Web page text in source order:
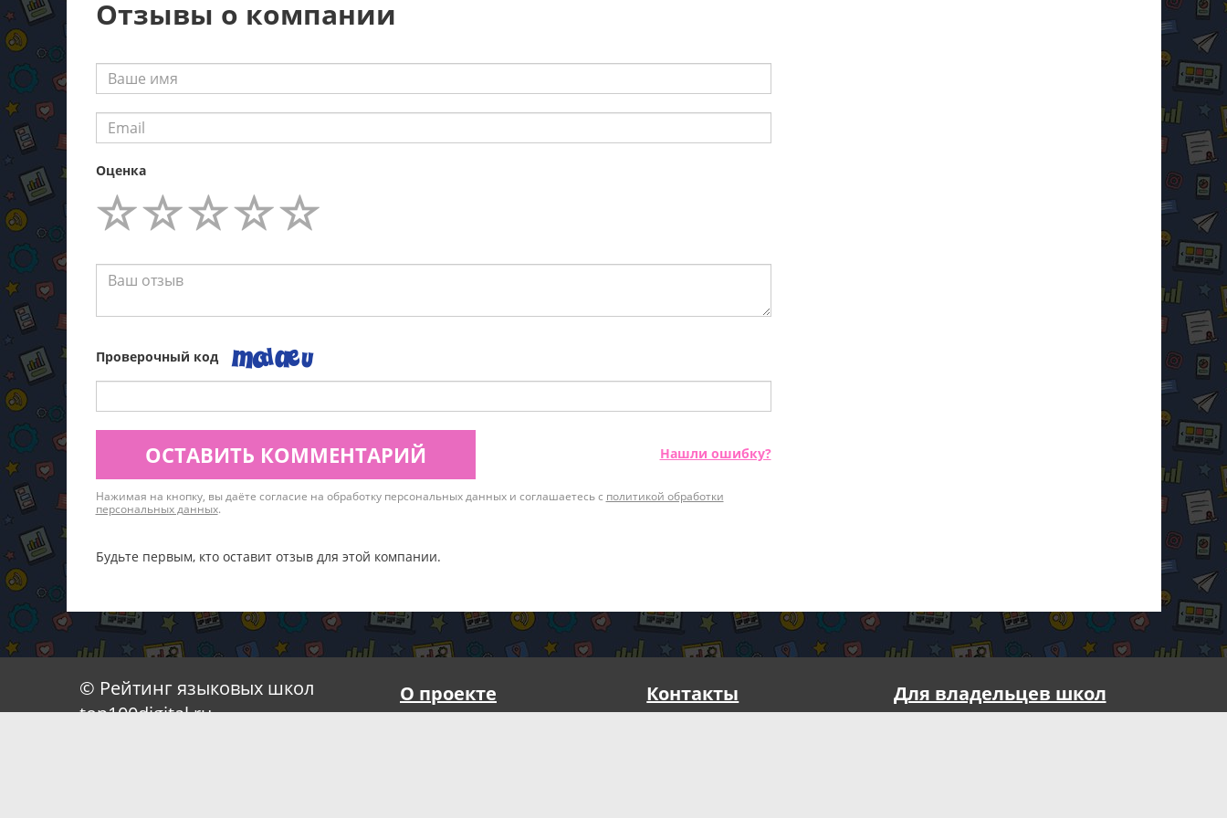
Отзывы о компании
Оценка
Проверочный код
ОСТАВИТЬ КОММЕНТАРИЙ Нашли ошибку?
Нажимая на кнопку, вы даёте согласие на обработку персональных данных и соглашаетесь с политикой обработки
персональных данных.
Будьте первым, кто оставит отзыв для этой компании.
© Рейтинг языковых школ
top100digital.ru
О проекте Контакты
Для владельцев школ